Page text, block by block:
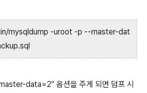
mysqldump -uroot -p --master-dat
data=2" 옵션을 주게 되면 덤프 시